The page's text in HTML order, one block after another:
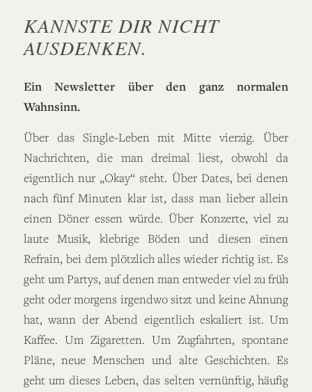
KANNSTE DIR NICHT
AUSDENKEN.
Ein Newsletter über den ganz normalen
Wahnsinn.
Über das Single-Leben mit Mitte vierzig. Über
Nachrichten, die man dreimal liest, obwohl da
eigentlich nur „Okay“ steht. Über Dates, bei denen
nach fünf Minuten klar ist, dass man lieber allein
einen Döner essen würde. Über Konzerte, viel zu
laute Musik, klebrige Böden und diesen einen
Refrain, bei dem plötzlich alles wieder richtig ist. Es
geht um Partys, auf denen man entweder viel zu früh
geht oder morgens irgendwo sitzt und keine Ahnung
hat, wann der Abend eigentlich eskaliert ist. Um
Kaffee. Um Zigaretten. Um Zugfahrten, spontane
Pläne, neue Menschen und alte Geschichten. Es
geht um dieses Leben, das selten vernünftig, häufig